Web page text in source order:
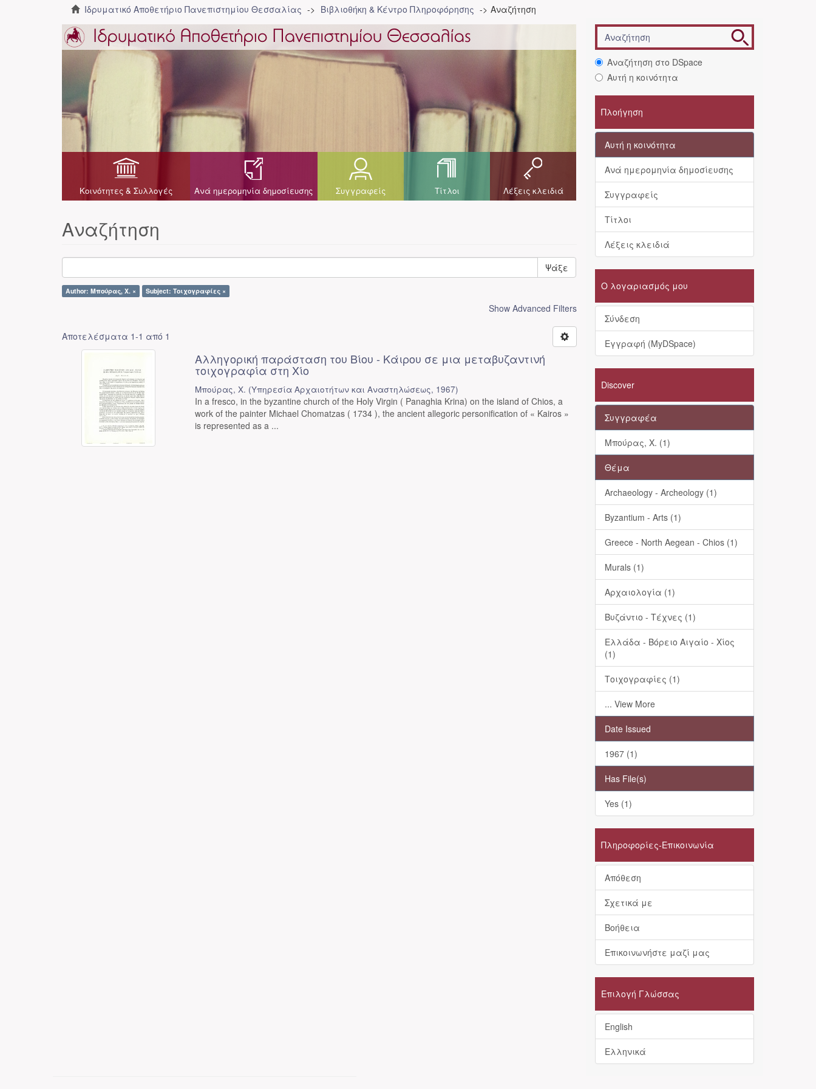
Ιδρυματικό Αποθετήριο Πανεπιστημίου Θεσσαλίας Βιβλιοθήκη & Κέντρο Πληροφόρησης Αναζήτηση
Κοινότητες & Συλλογές Ανά ημερομηνία δημοσίευσης Συγγραφείς Τίτλοι Λέξεις κλειδιά
Αναζήτηση
Ψάξε
Author: Μπούρας, Χ. × Subject: Τοιχογραφίες ×
Show Advanced Filters
Αποτελέσματα 1-1 από 1
Αλληγορική παράσταση του Βίου - Κάιρου σε μια μεταβυζαντινή
τοιχογραφία στη Χίο
Μπούρας, Χ. (Υπηρεσία Αρχαιοτήτων και Αναστηλώσεως, 1967)
In a fresco, in the byzantine church of the Holy Virgin ( Panaghia Krina) on the island of Chios, a
work of the painter Michael Chomatzas ( 1734 ), the ancient allegoric personification of « Kairos »
is represented as a ...
Αναζήτηση στο DSpace
Αυτή η κοινότητα
Πλοήγηση
Αυτή η κοινότητα
Ανά ημερομηνία δημοσίευσης
Συγγραφείς
Τίτλοι
Λέξεις κλειδιά
Ο λογαριασμός μου
Σύνδεση
Εγγραφή (MyDSpace)
Discover
Συγγραφέα
Μπούρας, Χ. (1)
Θέμα
Archaeology - Archeology (1)
Byzantium - Arts (1)
Greece - North Aegean - Chios (1)
Murals (1)
Αρχαιολογία (1)
Βυζάντιο - Τέχνες (1)
Ελλάδα - Βόρειο Αιγαίο - Χίος
(1)
Τοιχογραφίες (1)
... View More
Date Issued
1967 (1)
Has File(s)
Yes (1)
Πληροφορίες-Επικοινωνία
Απόθεση
Σχετικά με
Βοήθεια
Επικοινωνήστε μαζί μας
Επιλογή Γλώσσας
English
Ελληνικά